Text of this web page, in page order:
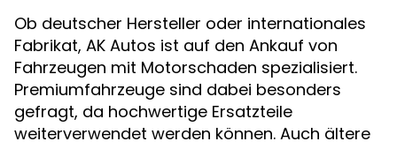
Ob deutscher Hersteller oder internationales
Fabrikat, AK Autos ist auf den Ankauf von
Fahrzeugen mit Motorschaden spezialisiert.
Premiumfahrzeuge sind dabei besonders
gefragt, da hochwertige Ersatzteile
weiterverwendet werden können. Auch ältere